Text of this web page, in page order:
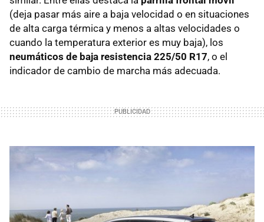
(deja pasar más aire a baja velocidad o en situaciones
de alta carga térmica y menos a altas velocidades o
cuando la temperatura exterior es muy baja), los
neumáticos de baja resistencia 225/50 R17, o el
indicador de cambio de marcha más adecuada.